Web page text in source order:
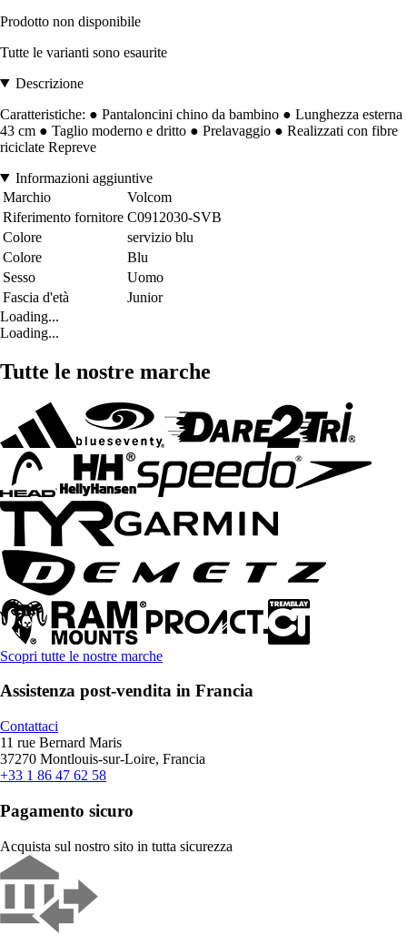
Prodotto non disponibile
Tutte le varianti sono esaurite
Descrizione
Caratteristiche: ● Pantaloncini chino da bambino ● Lunghezza esterna
43 cm ● Taglio moderno e dritto ● Prelavaggio ● Realizzati con fibre
riciclate Repreve
Informazioni aggiuntive
Marchio
Volcom
Riferimento fornitore C0912030-SVB
Colore
servizio blu
Colore
Blu
Sesso
Uomo
Fascia d'età
Junior
Loading...
Loading...
Tutte le nostre marche
Scopri tutte le nostre marche
Assistenza post-vendita in Francia
Contattaci
11 rue Bernard Maris
37270 Montlouis-sur-Loire, Francia
+33 1 86 47 62 58
Pagamento sicuro
Acquista sul nostro sito in tutta sicurezza